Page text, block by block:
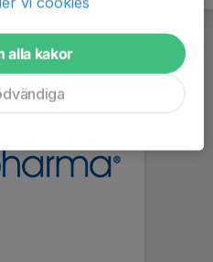
alla kakor